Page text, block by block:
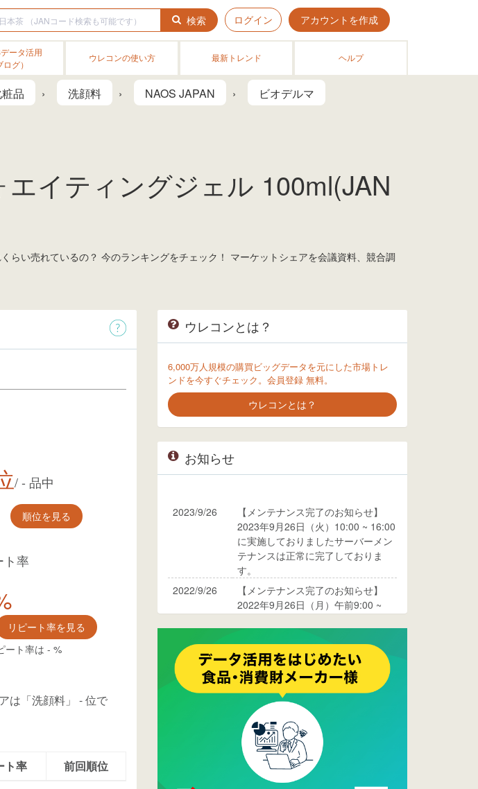
検索 ログイン アカウントを作成
ータ活用
ログ）
ウレコンの使い方 最新トレンド ヘルプ
品 洗顔料 NAOS JAPAN ビオデルマ
イティングジェル 100ml(JAN
らい売れているの？ 今のランキングをチェック！ マーケットシェアを会議資料、競合調
/- 品中
順位を見る
ト率
リピート率を見る
ート率は - %
は「洗顔料」 -位で
ト率 前回順位
ウレコンとは？
6,000万人規模の購買ビッグデータを元にした市場トレ
ンドを今すぐチェック。会員登録 無料。
ウレコンとは？
お知らせ
2023/9/26
【メンテナンス完了のお知らせ】
2023年9月26日（火）10:00 ~ 16:00
に実施しておりましたサーバーメン
テナンスは正常に完了しておりま
す。
2022/9/26
【メンテナンス完了のお知らせ】
2022年9月26日（月）午前9:00 ~
ります。
2017/05/17
ウレコンでブログ掲載が始まりまし
た。ぜひご覧ください。
ウレコンのサイト機能を大幅バージ
ョンアップ。詳細はこちら。⇒
ページへ
ウレコンが機能拡充し、サイトリニ
ューアルしました。⇒
Facebook